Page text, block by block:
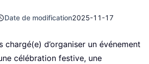
Date de modification2025-11-17
chargé(e) d’organiser un événement
célébration festive, une